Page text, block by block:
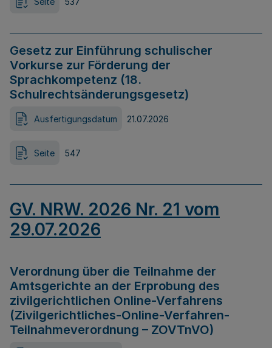
Gesetz zur Einführung schulischer
Vorkurse zur Förderung der
Sprachkompetenz (18.
Schulrechtsänderungsgesetz)
Ausfertigungsdatum 21.07.2026
Seite 547
GV. NRW. 2026 Nr. 21 vom
29.07.2026
Verordnung über die Teilnahme der
Amtsgerichte an der Erprobung des
zivilgerichtlichen Online-Verfahrens
(Zivilgerichtliches-Online-Verfahren-
Teilnahmeverordnung – ZOVTnVO)